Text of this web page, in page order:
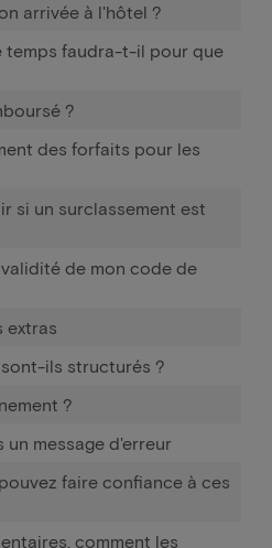
arrivée à l'hôtel ?
temps faudra-t-il pour que
?
des forfaits pour les
si un surclassement est
de mon code de
extras
ils structurés ?
?
un message d'erreur
faire confiance à ces
comment les